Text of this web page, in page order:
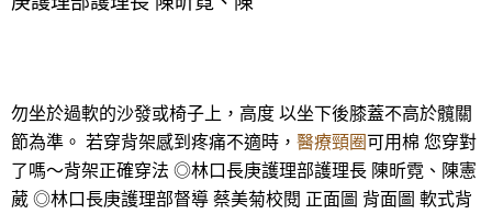
勿坐於過軟的沙發或椅子上，高度 以坐下後膝蓋不高於髖關
節為準。 若穿背架感到疼痛不適時， 醫療頸圈可用棉 您穿對
了嗎～背架正確穿法 ◎林口長庚護理部護理長 陳昕霓、陳憲
葳 ◎林口長庚護理部督導 蔡美菊校閱 正面圖 背面圖 軟式背